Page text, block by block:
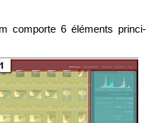
com­porte 6 élé­ments prin­ci­